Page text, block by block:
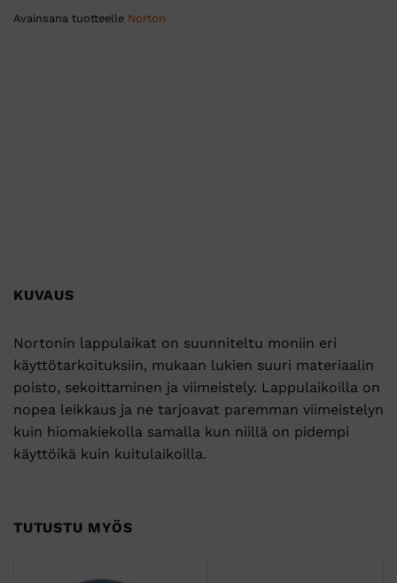
Avainsana tuotteelle Norton
KUVAUS
Nortonin lappulaikat on suunniteltu moniin eri
käyttötarkoituksiin, mukaan lukien suuri materiaalin
poisto, sekoittaminen ja viimeistely. Lappulaikoilla on
nopea leikkaus ja ne tarjoavat paremman viimeistelyn
kuin hiomakiekolla samalla kun niillä on pidempi
käyttöikä kuin kuitulaikoilla.
TUTUSTU MYÖS